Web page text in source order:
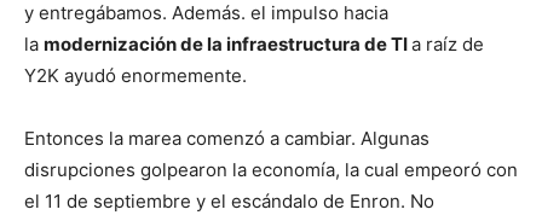
y entregábamos. Además. el impulso hacia
la modernización de la infraestructura de TIa raíz de
Y2K ayudó enormemente.
Entonces la marea comenzó a cambiar. Algunas
disrupciones golpearon la economía, la cual empeoró con
el 11 de septiembre y el escándalo de Enron. No